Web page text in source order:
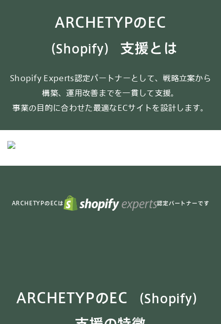
ARCHETYPのEC
（Shopify） 支援とは
Shopify Experts認定パートナーとして、戦略立案から
構築、運用改善までを一貫して支援。
事業の目的に合わせた最適なECサイトを設計します。
ARCHETYPのECは 認定パートナーです
ARCHETYPのEC （Shopify）